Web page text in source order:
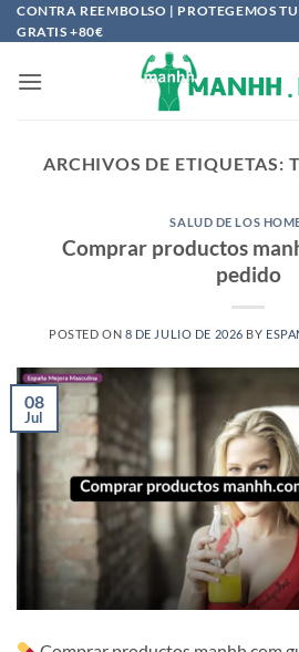
Saltar
al
CONTRA REEMBOLSO | PROTEGEMOS
GRATIS +80€
ARCHIVOS DE ETIQUETAS:
SALUD DE LOS
Comprar productos
pedido
POSTED ON 8 DE JULIO DE 2026 BY
08
Jul